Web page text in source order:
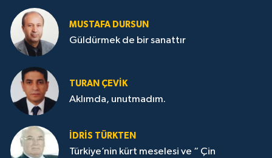
MUSTAFA DURSUN
Güldürmek de bir sanattır
TURAN ÇEVİK
Aklımda, unutmadım.
İDRİS TÜRKTEN
Türkiye’nin kürt meselesi ve “ Çin